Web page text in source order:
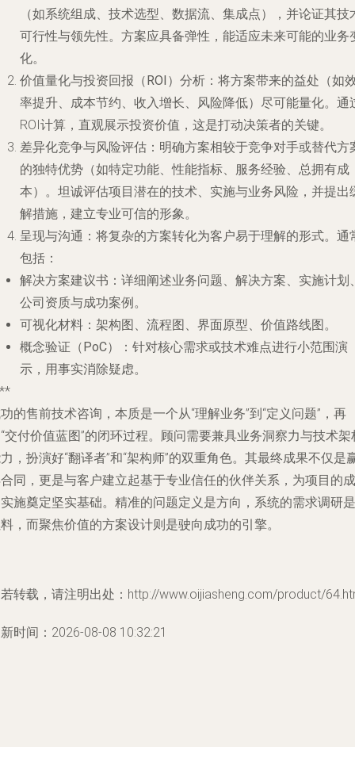
（如系统组成、技术选型、数据流、集成点），并论证其技
可行性与领先性。方案应具备弹性，能适应未来可能的业务
化。
价值量化与投资回报（ROI）分析 ：将方案带来的益处（如
率提升、成本节约、收入增长、风险降低）尽可能量化。通
ROI计算，直观展示投资价值，这是打动决策者的关键。
差异化竞争与风险评估 ：明确方案相较于竞争对手或替代方
的独特优势（如特定功能、性能指标、服务经验、总拥有成
本）。坦诚评估项目潜在的技术、实施与业务风险，并提出
解措施，建立专业可信的形象。
呈现与沟通 ：将复杂的方案转化为客户易于理解的形式。通
包括：
解决方案建议书 ：详细阐述业务问题、解决方案、实施计划
公司资质与成功案例。
可视化材料 ：架构图、流程图、界面原型、价值路线图。
概念验证（PoC）
：针对核心需求或技术难点进行小范围演
示，用事实消除疑虑。
的售前技术咨询，本质是一个从“理解业务”到“定义问题”，再
交付价值蓝图”的闭环过程。顾问需要兼具业务洞察力与技术架
，扮演好“翻译者”和“架构师”的双重角色。其最终成果不仅是
同，更是与客户建立起基于专业信任的伙伴关系，为项目的成
施奠定坚实基础。精准的问题定义是方向，系统的需求调研是
，而聚焦价值的方案设计则是驶向成功的引擎。
转载，请注明出处：http://www.oijiasheng.com/product/
时间：2026-08-08 10:32:21